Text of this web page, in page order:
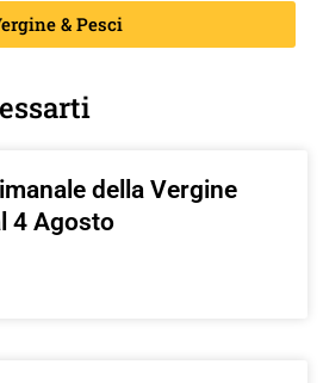
& Pesci
della Vergine
4 Agosto